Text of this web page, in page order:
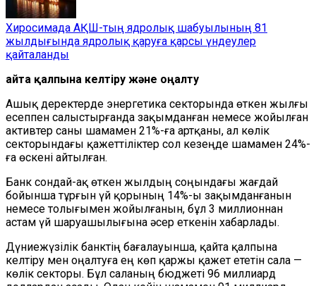
Хиросимада АҚШ-тың ядролық шабуылының 81
жылдығында ядролық қаруға қарсы үндеулер
қайталанды
Қайта қалпына келтіру және оңалту
Ашық деректерде энергетика секторында өткен жылғы
есеппен салыстырғанда зақымданған немесе жойылған
активтер саны шамамен 21%-ға артқаны, ал көлік
секторындағы қажеттіліктер сол кезеңде шамамен 24%-
ға өскені айтылған.
Банк сондай-ақ өткен жылдың соңындағы жағдай
бойынша тұрғын үй қорының 14%-ы зақымданғанын
немесе толығымен жойылғанын, бұл 3 миллионнан
астам үй шаруашылығына әсер еткенін хабарлады.
Дүниежүзілік банктің бағалауынша, қайта қалпына
келтіру мен оңалтуға ең көп қаржы қажет ететін сала —
көлік секторы. Бұл саланың бюджеті 96 миллиард